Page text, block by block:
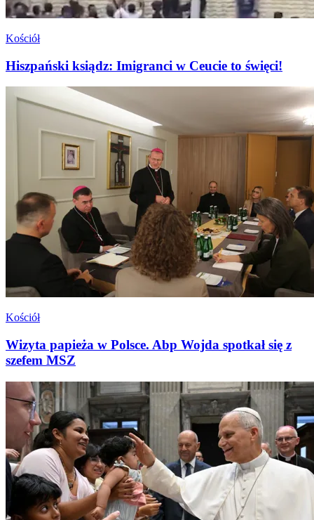
Kościół
Hiszpański ksiądz: Imigranci w Ceucie to święci!
Kościół
Wizyta papieża w Polsce. Abp Wojda spotkał się z
szefem MSZ